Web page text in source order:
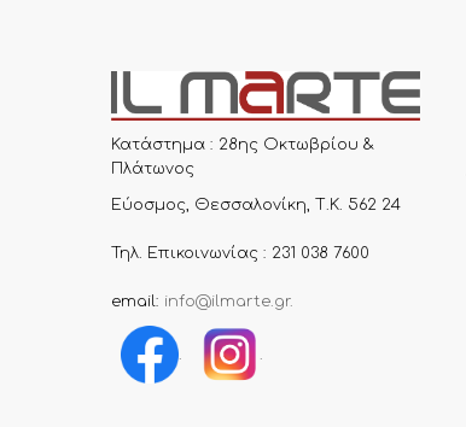
Κατάστημα : 28ης Οκτωβρίου &
Πλάτωνος
Εύοσμος, Θεσσαλονίκη, Τ.Κ. 562 24
Τηλ. Επικοινωνίας : 231 038 7600
email: info@ilmarte.gr.